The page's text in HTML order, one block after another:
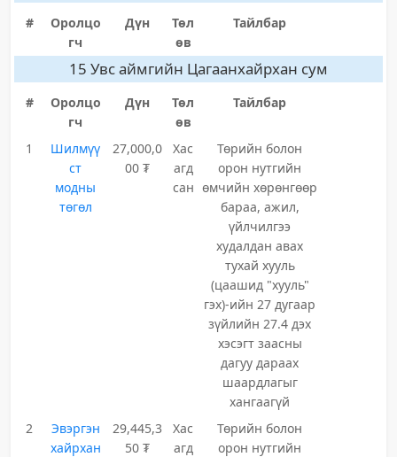
#
Оролцо
гч
Дүн
Төл
өв
Тайлбар
15 Увс аймгийн Цагаанхайрхан сум
#
Оролцо
гч
Дүн
Төл
өв
Тайлбар
1
Шилмүү
ст
модны
төгөл
27,000,0
00 ₮
Хас
агд
сан
Төрийн болон
орон нутгийн
өмчийн хөрөнгөөр
бараа, ажил,
үйлчилгээ
худалдан авах
тухай хууль
(цаашид "хууль"
гэх)-ийн 27 дугаар
зүйлийн 27.4 дэх
хэсэгт заасны
дагуу дараах
шаардлагыг
хангаагүй
2
Эвэргэн
хайрхан
29,445,3
50 ₮
Хас
агд
Төрийн болон
орон нутгийн